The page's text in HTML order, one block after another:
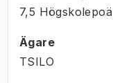
7,5
Ägare
TSILO